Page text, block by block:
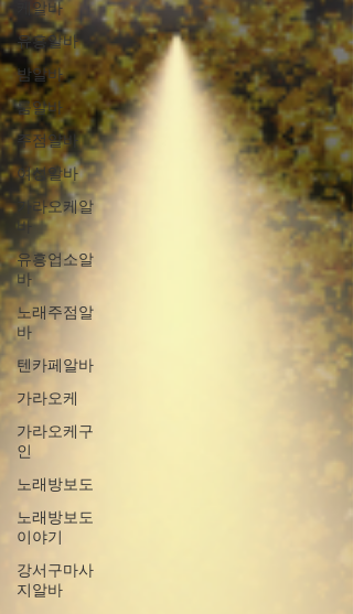
케알바
유흥알바
밤알바
룸알바
주점알바
여성알바
가라오케알
바
유흥업소알
바
노래주점알
바
텐카페알바
가라오케
가라오케구
인
노래방보도
노래방보도
이야기
강서구마사
지알바